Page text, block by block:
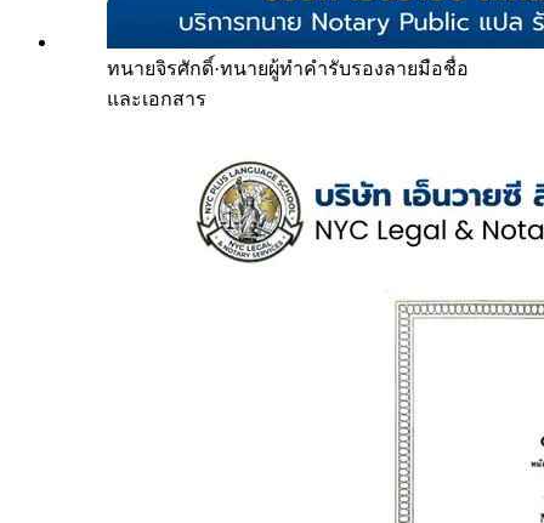
ทนายจิรศักดิ์·ทนายผู้ทำคำรับรองลายมือชื่อ
และเอกสาร